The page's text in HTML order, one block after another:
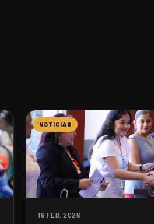
NOTICIAS
16 FEB. 2026